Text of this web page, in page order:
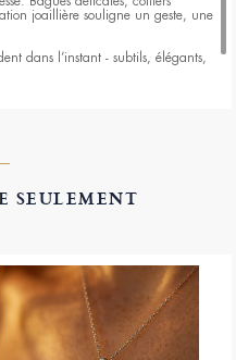
joaillière souligne un geste, une
dans l’instant - subtils, élégants,
SEULEMENT